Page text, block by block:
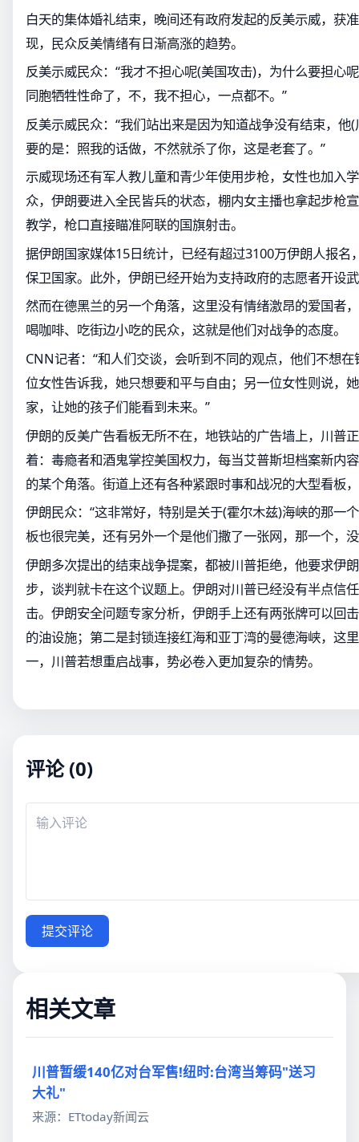
白天的集体婚礼结束，晚间还有政府发起的反美示威，获
现，民众反美情绪有日渐高涨的趋势。
反美示威民众：“我才不担心呢(美国攻击)，为什么要担心
同胞牺牲性命了，不，我不担心，一点都不。”
反美示威民众：“我们站出来是因为知道战争没有结束，他
要的是：照我的话做，不然就杀了你，这是老套了。”
示威现场还有军人教儿童和青少年使用步枪，女性也加入
众，伊朗要进入全民皆兵的状态，棚内女主播也拿起步枪
教学，枪口直接瞄准阿联的国旗射击。
据伊朗国家媒体15日统计，已经有超过3100万伊朗人报名
保卫国家。此外，伊朗已经开始为支持政府的志愿者开设
然而在德黑兰的另一个角落，这里没有情绪激昂的爱国者
喝咖啡、吃街边小吃的民众，这就是他们对战争的态度。
CNN记者：“和人们交谈，会听到不同的观点，他们不想
位女性告诉我，她只想要和平与自由；另一位女性则说，
家，让她的孩子们能看到未来。”
伊朗的反美广告看板无所不在，地铁站的广告墙上，川普
着：毒瘾者和酒鬼掌控美国权力，每当艾普斯坦档案新内
的某个角落。街道上还有各种紧跟时事和战况的大型看板
伊朗民众：“这非常好，特别是关于(霍尔木兹)海峡的那一
板也很完美，还有另外一个是他们撒了一张网，那一个，
伊朗多次提出的结束战争提案，都被川普拒绝，他要求伊
步，谈判就卡在这个议题上。伊朗对川普已经没有半点信
击。伊朗安全问题专家分析，伊朗手上还有两张牌可以回
的油设施；第二是封锁连接红海和亚丁湾的曼德海峡，这
一，川普若想重启战事，势必卷入更加复杂的情势。
评论 (0)
提交评论
相关文章
川普暂缓140亿对台军售!纽时:台湾当筹码"送习
大礼"
来源：ETtoday新闻云